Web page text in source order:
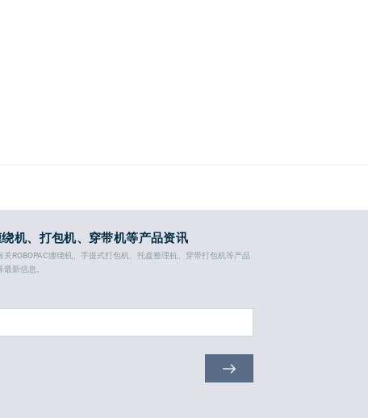
机、打包机、穿带机等产品资讯
ROBOPAC缠绕机、手提式打包机、托盘整理机、穿带打包机等产品
新信息。